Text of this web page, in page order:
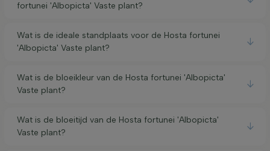
fortunei 'Albopicta' Vaste plant?
Wat is de ideale standplaats voor de Hosta fortunei
'Albopicta' Vaste plant?
Wat is de bloeikleur van de Hosta fortunei 'Albopicta'
Vaste plant?
Wat is de bloeitijd van de Hosta fortunei 'Albopicta'
Vaste plant?